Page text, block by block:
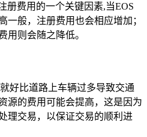
册费用的一个关键因素,当EOS
一般，注册费用也会相应增加；
用则会随之降低。
好比道路上车辆过多导致交通
源的费用可能会提高，这是因为
理交易，以保证交易的顺利进